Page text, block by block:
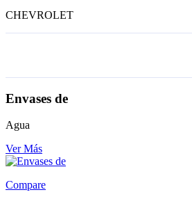
CHEVROLET
Envases de
Agua
Ver Más
Compare